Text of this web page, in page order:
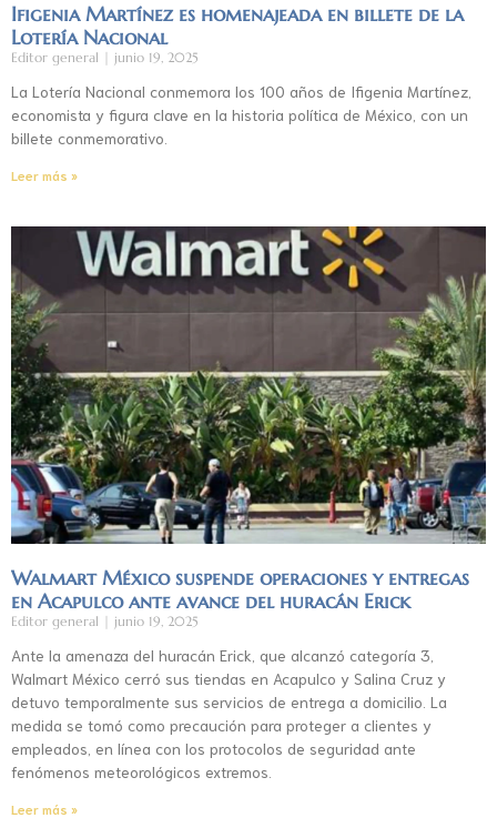
Ifigenia Martínez es homenajeada en billete de la
Lotería Nacional
Editor general junio 19, 2025
La Lotería Nacional conmemora los 100 años de Ifigenia Martínez,
economista y figura clave en la historia política de México, con un
billete conmemorativo.
Leer más »
Walmart México suspende operaciones y entregas
en Acapulco ante avance del huracán Erick
Editor general junio 19, 2025
Ante la amenaza del huracán Erick, que alcanzó categoría 3,
Walmart México cerró sus tiendas en Acapulco y Salina Cruz y
detuvo temporalmente sus servicios de entrega a domicilio. La
medida se tomó como precaución para proteger a clientes y
empleados, en línea con los protocolos de seguridad ante
fenómenos meteorológicos extremos.
Leer más »